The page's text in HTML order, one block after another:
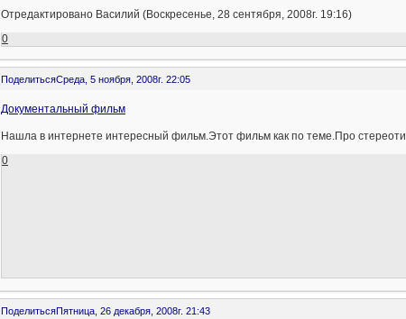
Отредактировано Василий (Воскресенье, 28 сентября, 2008г. 19:16)
0
ПоделитьсяСреда, 5 ноября, 2008г. 22:05
Документальный фильм
Нашла в интернете интересный фильм.Этот фильм как по теме.Про
0
ПоделитьсяПятница, 26 декабря, 2008г. 21:43